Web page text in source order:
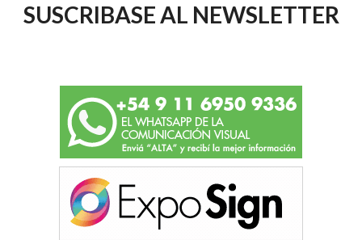
SUSCRIBASE AL NEWSLETTER